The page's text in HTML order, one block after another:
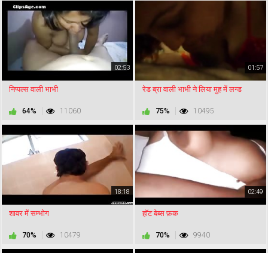
02:53
निप्पल्स वाली भाभी
64% 11060
01:57
रेड ब्रा वाली भाभी ने लिया मुह में लन्ड
75% 10495
18:18
शावर में सम्भोग
70% 10479
02:49
हॉट बेब्स फ़क
70% 9940